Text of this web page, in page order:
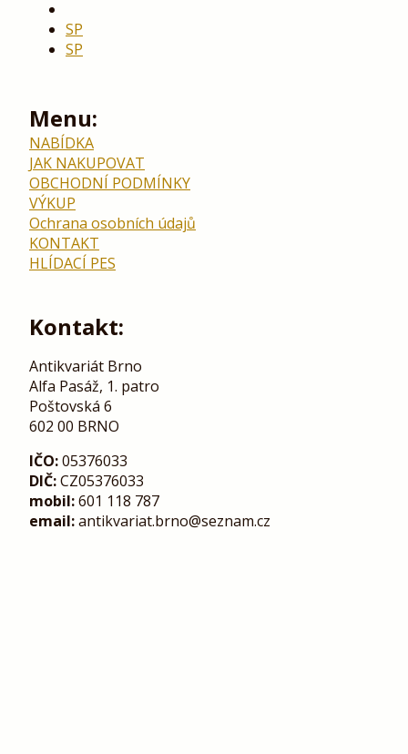
SP
SP
Menu:
NABÍDKA
JAK NAKUPOVAT
OBCHODNÍ PODMÍNKY
VÝKUP
Ochrana osobních údajů
KONTAKT
HLÍDACÍ PES
Kontakt:
Antikvariát Brno
Alfa Pasáž, 1. patro
Poštovská 6
602 00 BRNO
IČO:05376033
DIČ:CZ05376033
mobil:601 118 787
email:antikvariat.brno@seznam.cz